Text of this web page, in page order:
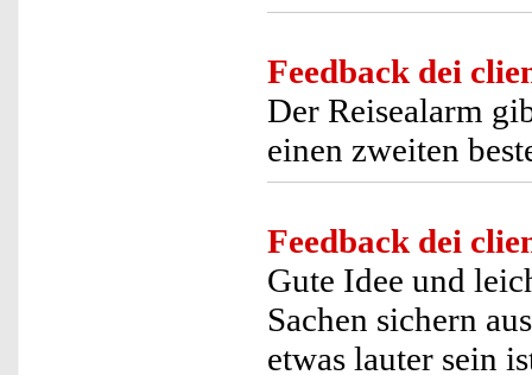
Feedback dei
Der Reisealarm
einen zweiten
Feedback dei
Gute Idee und
Sachen sichern
etwas lauter sein